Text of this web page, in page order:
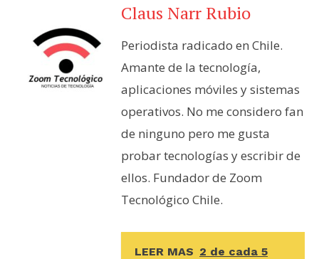
Claus Narr Rubio
Periodista radicado en Chile.
Amante de la tecnología,
aplicaciones móviles y sistemas
operativos. No me considero fan
de ninguno pero me gusta
probar tecnologías y escribir de
ellos. Fundador de Zoom
Tecnológico Chile.
LEER MAS 2 de cada 5